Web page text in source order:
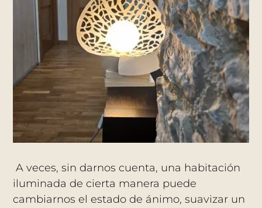
A veces, sin darnos cuenta, una habitación
iluminada de cierta manera puede
cambiarnos el estado de ánimo, suavizar un